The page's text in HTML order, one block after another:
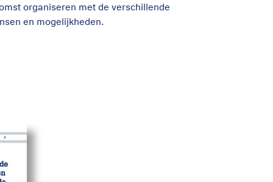
organiseren met de verschillende
en mogelijkheden.